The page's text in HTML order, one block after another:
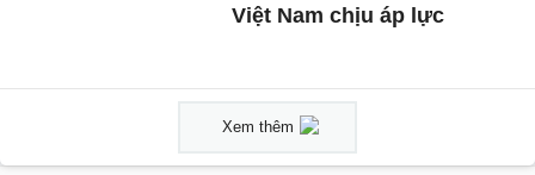
Việt Nam chịu áp lực
Xem thêm